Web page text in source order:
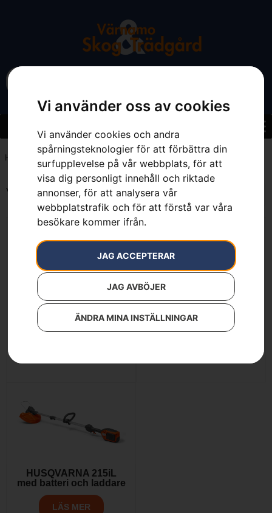
Vi använder oss av cookies
Vi använder cookies och andra
spårningsteknologier för att förbättra din
surfupplevelse på vår webbplats, för att
visa dig personligt innehåll och riktade
annonser, för att analysera vår
webbplatstrafik och för att förstå var våra
besökare kommer ifrån.
JAG ACCEPTERAR
JAG AVBÖJER
ÄNDRA MINA INSTÄLLNINGAR
Hem 2 Ah
Visar alla 3 resultat
HUSQVARNA 215iHD45
utan batteri och laddare
HUSQVARNA 110iL
FLXi med batteri och
HUSQVARNA 215iL
med batteri och laddare
LÄS MER